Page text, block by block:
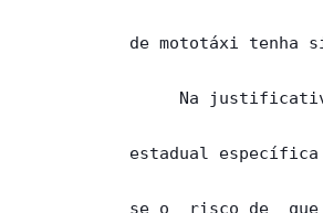
de mototáxi tenha
Na
estadual específica
se o  risco de